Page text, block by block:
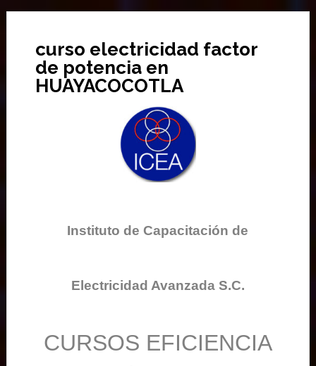
curso electricidad factor
de potencia en
HUAYACOCOTLA
Instituto de Capacitación de
Electricidad Avanzada S.C.
CURSOS EFICIENCIA